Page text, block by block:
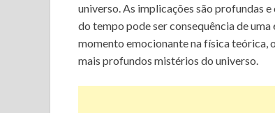
universo. As implicações são profundas
do tempo pode ser consequência de
momento emocionante na física teórica,
mais profundos mistérios do universo.